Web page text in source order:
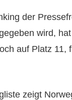
der
wird,
auf Platz 11,
zeigt